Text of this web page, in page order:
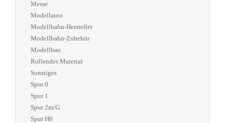
Messe
Modellauto
Modellbahn-Hersteller
Modellbahn-Zubehör
Modellbau
Rollendes Material
Sonstiges
Spur 0
Spur 1
Spur 2m/G
Spur H0